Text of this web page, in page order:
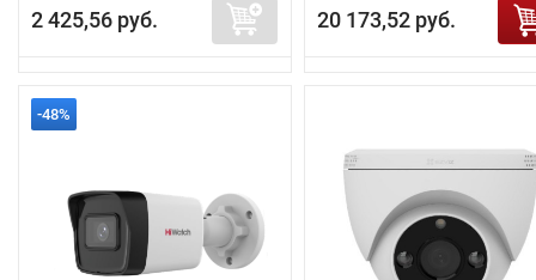
2 425,56 руб. 20 173,52 руб.
-48%